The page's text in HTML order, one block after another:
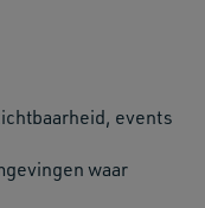
events
waar